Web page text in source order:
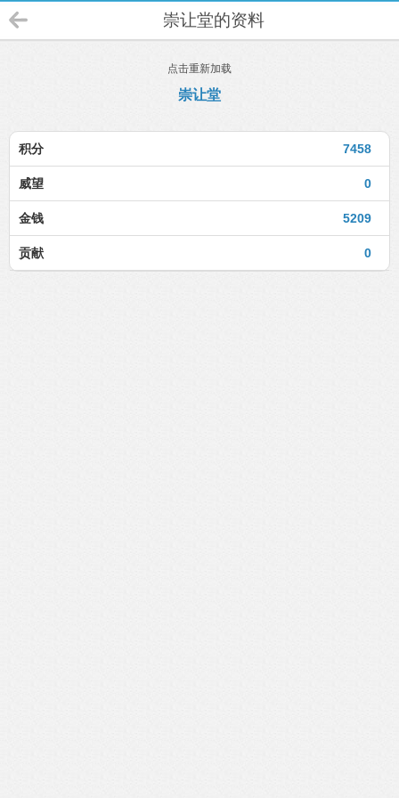
崇让堂的资料
点击重新加载
崇让堂
7458
积分
0
威望
5209
金钱
0
贡献